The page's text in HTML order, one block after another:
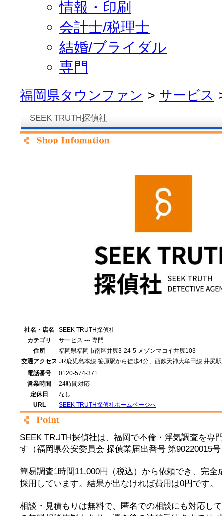
情報・印刷
会計士/税理士
結婚/ブライダル
専門
福岡県タウンファン > サービス
SEEK TRUTH探偵社
社名・店名
SEEK TRUTH探偵社
カテゴリ
サービス --- 専門
住所
福岡県福岡市南区井尻3-24-5 メゾンマコイ井尻103
交通アクセス JR鹿児島本線 笹原駅から徒歩4分、西鉄天神大牟田線 井尻
電話番号
0120-574-371
営業時間
24時間対応
定休日
なし
URL
SEEK TRUTH探偵社ホームページへ
SEEK TRUTH探偵社は、福岡で不倫・浮気調査を専
す（福岡県公安委員会 探偵業届出番号 第90220015
簡易調査1時間11,000円（税込）から依頼でき、完全
採用しています。結果が出なければ費用は0円です。
相談・見積もりは無料で、匿名での相談にも対応し